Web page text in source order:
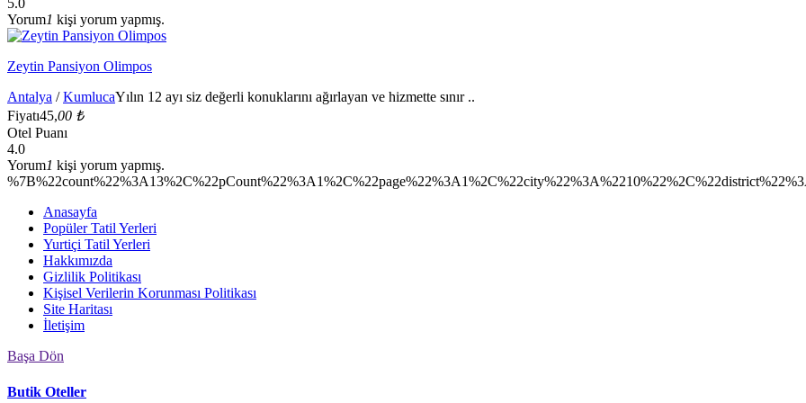
5.0
Yorum1 kişi yorum yapmış.
Zeytin Pansiyon Olimpos
Antalya /KumlucaYılın 12 ayı siz değerli konuklarını ağırlayan ve hizmette sınır ..
Fiyatı45,00 ₺
Otel Puanı
4.0
Yorum1 kişi yorum yapmış.
Anasayfa
Popüler Tatil Yerleri
Yurtiçi Tatil Yerleri
Hakkımızda
Gizlilik Politikası
Kişisel Verilerin Korunması Politikası
Site Haritası
İletişim
Başa Dön
Butik Oteller